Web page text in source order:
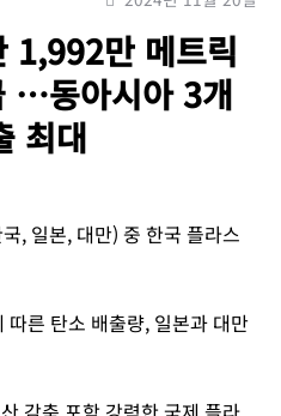
1,992만 메트릭
…동아시아 3개
최대
, 일본, 대만) 중 한국 플라스
른 탄소 배출량, 일본과 대만